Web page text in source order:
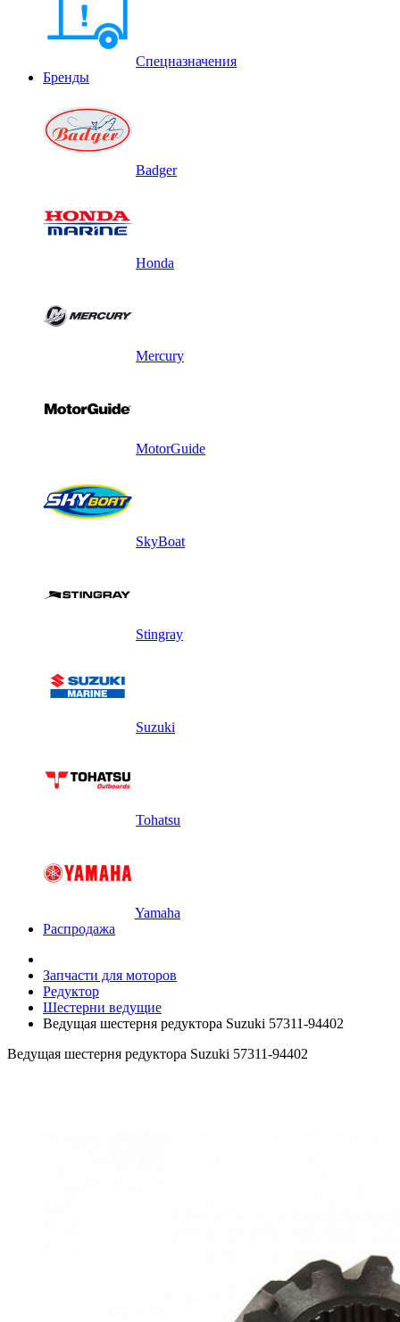
Спецназначения
Бренды
Badger
Honda
Mercury
MotorGuide
SkyBoat
Stingray
Suzuki
Tohatsu
Yamaha
Распродажа
Запчасти для моторов
Редуктор
Шестерни ведущие
Ведущая шестерня редуктора Suzuki 57311-94402
Ведущая шестерня редуктора Suzuki 57311-94402